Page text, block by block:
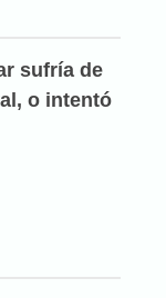
sufría de
o intentó